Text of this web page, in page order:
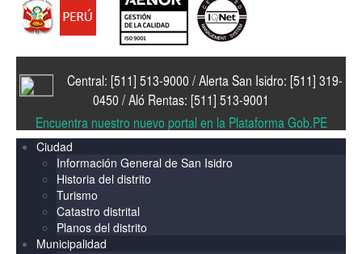
Central: [511] 513-9000 / Alerta San Isidro: [511] 319-
0450 / Aló Rentas: [511] 513-9001
Encuentra nuestro nuevo portal en la Plataforma Gob.PE
Ciudad
Información General de San Isidro
Historia del distrito
Turismo
Catastro distrital
Planos del distrito
Municipalidad